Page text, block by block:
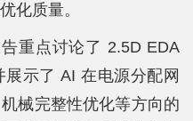
化质量。
重点讨论了 2.5D EDA
示了 AI 在电源分配网
械完整性优化等方向的